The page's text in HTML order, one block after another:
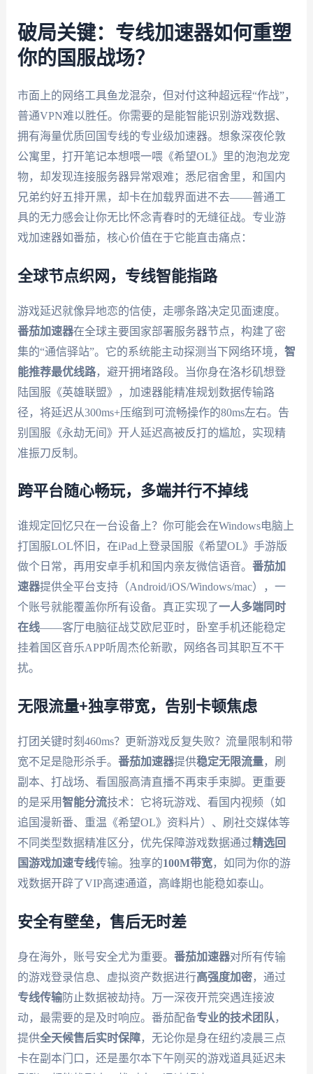
破局关键：专线加速器如何重塑
你的国服战场？
市面上的网络工具鱼龙混杂，但对付这种超远程“作战”，
普通VPN难以胜任。你需要的是能智能识别游戏数据、
拥有海量优质回国专线的专业级加速器。想象深夜伦敦
公寓里，打开笔记本想喂一喂《希望OL》里的泡泡龙宠
物，却发现连接服务器异常艰难；悉尼宿舍里，和国内
兄弟约好五排开黑，却卡在加载界面进不去——普通工
具的无力感会让你无比怀念青春时的无缝征战。专业游
戏加速器如番茄，核心价值在于它能直击痛点：
全球节点织网，专线智能指路
游戏延迟就像异地恋的信使，走哪条路决定见面速度。
番茄加速器在全球主要国家部署服务器节点，构建了密
集的“通信驿站”。它的系统能主动探测当下网络环境， 智
能推荐最优线路，避开拥堵路段。当你身在洛杉矶想登
陆国服《英雄联盟》，加速器能精准规划数据传输路
径，将延迟从300ms+压缩到可流畅操作的80ms左右。告
别国服《永劫无间》开人延迟高被反打的尴尬，实现精
准振刀反制。
跨平台随心畅玩，多端并行不掉线
谁规定回忆只在一台设备上？你可能会在Windows电脑上
打国服LOL怀旧，在iPad上登录国服《希望OL》手游版
做个日常，再用安卓手机和国内亲友微信语音。 番茄加
速器提供全平台支持（Android/iOS/Windows/mac），一
个账号就能覆盖你所有设备。真正实现了一人多端同时
在线——客厅电脑征战艾欧尼亚时，卧室手机还能稳定
挂着国区音乐APP听周杰伦新歌，网络各司其职互不干
扰。
无限流量+独享带宽，告别卡顿焦虑
打团关键时刻460ms？更新游戏反复失败？流量限制和带
宽不足是隐形杀手。 番茄加速器提供稳定无限流量，刷
副本、打战场、看国服高清直播不再束手束脚。更重要
的是采用智能分流技术：它将玩游戏、看国内视频（如
追国漫新番、重温《希望OL》资料片）、刷社交媒体等
不同类型数据精准区分，优先保障游戏数据通过精选回
国游戏加速专线传输。独享的100M带宽，如同为你的游
戏数据开辟了VIP高速通道，高峰期也能稳如泰山。
安全有壁垒，售后无时差
身在海外，账号安全尤为重要。 番茄加速器对所有传输
的游戏登录信息、虚拟资产数据进行高强度加密，通过
专线传输防止数据被劫持。万一深夜开荒突遇连接波
动，最需要的是及时响应。番茄配备专业的技术团队 ，
提供全天候售后实时保障，无论你是身在纽约凌晨三点
卡在副本门口，还是墨尔本下午刚买的游戏道具延迟未